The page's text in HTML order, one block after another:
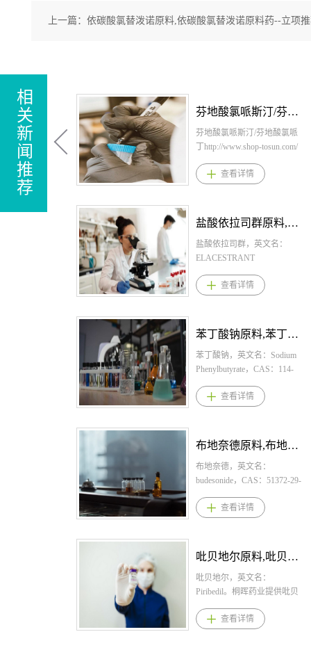
上一篇： 依碳酸氯替泼诺原料,依碳酸氯替泼诺原料药--立项
相
关
新
闻
推
荐
芬地酸氯哌斯汀/芬地酸氯哌丁原料，芬地酸氯哌斯汀/芬地酸氯哌丁原料药-立项推荐
芬地酸氯哌斯汀/芬地酸氯哌
丁http://www.shop-tosun.com/
Fendizoate，CAS：85187-37-
桐晖药业提供芬地酸氯哌斯
汀/芬地酸氯哌丁，芬地酸氯
哌斯汀/芬地酸氯哌丁原料，
芬地酸氯哌斯汀/芬地酸氯哌
汀/芬地酸氯哌丁剂型规格片
丁用法用量片剂，每日剂量
为:1岁以下7.5mg，2岁以上4
岁以下7.515mg，4岁以上7岁
以下1530mg，分三次口服给
3060mg分3次口服。儿童，每
以下1530mg分3次口服。此
外，会根据年龄和症状适当
增减。3、芬地酸氯哌斯汀/芬
地酸氯哌丁适应症与以下疾
気管支炎、慢性気管支炎、
氯哌丁产品优势1.氯哌司汀是
一种具有中枢镇咳作用的药
物，还具有抗组胺药（与 H1
受体拮抗剂共享乙胺部分）
因，但没有麻醉作用。2.药理
查看详情
盐酸依拉司群原料,盐酸依拉司群原料药--立项推荐
盐酸依拉司群，英文名：
ELACESTRANT
CAS：1349723-93-8，化学
依拉司群原料,盐酸依拉司群
原料药。 1.盐酸依拉司群规
格： 片剂：345mg、86mg 2.
盐酸依拉司群用法用量： 推
次，口服，随餐服用 3.盐酸
至少一种内分泌疗法后病情
进展，且患有ER阳性、HER2
阴性、ESR1突变的晚期或转
移性乳腺癌的绝经后妇女或
产品优势 1.首个获批的口服
入优先审评，2023年先后在
美国和欧盟获批，用于晚期
乳腺癌的二线治疗； 2.临床
疗效优于同类的氟维司群，
照3期临床试验EMERALD，
查看详情
苯丁酸钠原料,苯丁酸钠原料药--立项推荐
苯丁酸钠，英文名：Sodium
Phenylbutyrate，CAS：114-
C10H11NaO2。桐晖药业提供
格： 片：500mg 颗粒：
940mg/g 2.苯丁酸钠用法用
量： 临床经验中苯丁酸钠的
每日总剂量通常为：450-
新生儿、婴幼儿和儿童），
苯丁酸钠适应症 适用于尿素
循环障碍患者的慢性治疗，
包括氨基甲酰磷酸合成酶
（CPS）、鸟氨酸转氨甲酰酶
成酶（AS） 缺乏。它适用于
查看详情
布地奈德原料,布地奈德原料药--立项推荐
布地奈德，英文名：
budesonide，CAS：51372-29-
晖药业提供布地奈德,布地奈
悬液：2ml：1mg； 鼻喷
雾：每瓶120喷，每喷含布地
奈德64微克，药液浓度为1.28
毫克/毫升； 吸入气雾：每
（C25H34O6）0.1mg； 吸
查看详情
吡贝地尔原料,吡贝地尔原料药--立项推荐
吡贝地尔，英文名：
Piribedil。桐晖药业提供吡贝
原料药。 吡贝地尔适应症
查看详情